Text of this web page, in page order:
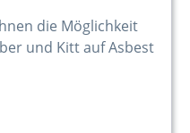
die Möglichkeit
und Kitt auf Asbest